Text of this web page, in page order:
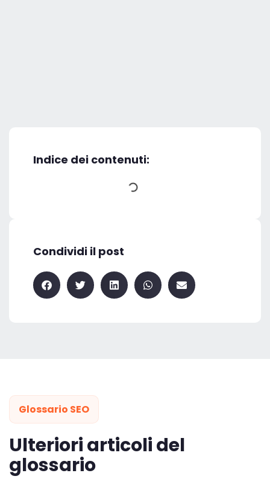
Indice dei contenuti:
Condividi il post
Glossario SEO
Ulteriori articoli del
glossario